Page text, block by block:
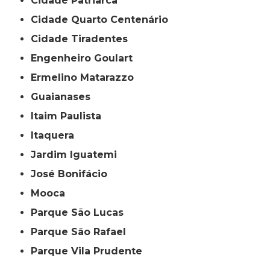
Cidade Quarto Centenário
Cidade Tiradentes
Engenheiro Goulart
Ermelino Matarazzo
Guaianases
Itaim Paulista
Itaquera
Jardim Iguatemi
José Bonifácio
Mooca
Parque São Lucas
Parque São Rafael
Parque Vila Prudente